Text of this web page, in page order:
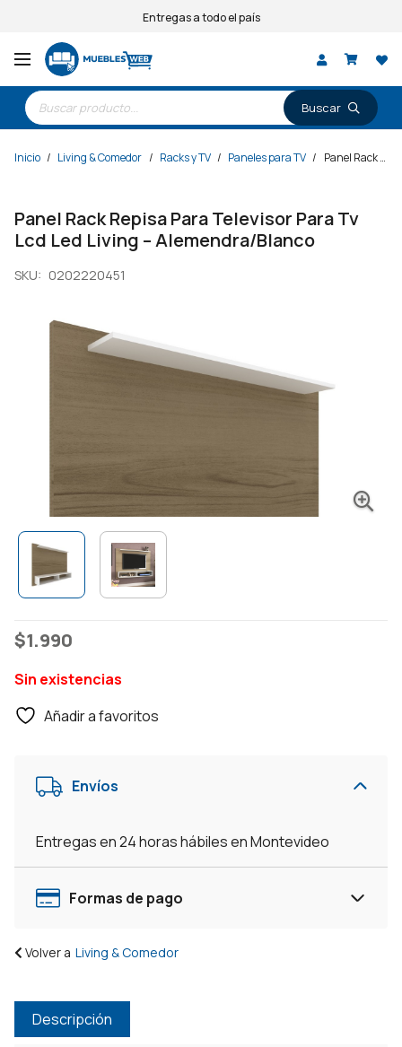
Entregas a todo el país
Búsqueda
de
productos
Inicio / Living & Comedor / Racks y TV / Paneles para TV / Panel Rack Repisa Para Televisor Para Tv Lcd Led Living – Alemendra/Blanco
Panel Rack Repisa Para Televisor Para Tv
Lcd Led Living – Alemendra/Blanco
SKU: 0202220451
$1.990
Sin existencias
Añadir a favoritos
Envíos
Entregas en 24 horas hábiles en Montevideo
Formas de pago
Volver a Living & Comedor
Descripción